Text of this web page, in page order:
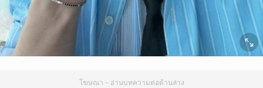
โฆษณา - อ่านบทความต่อด้านล่าง